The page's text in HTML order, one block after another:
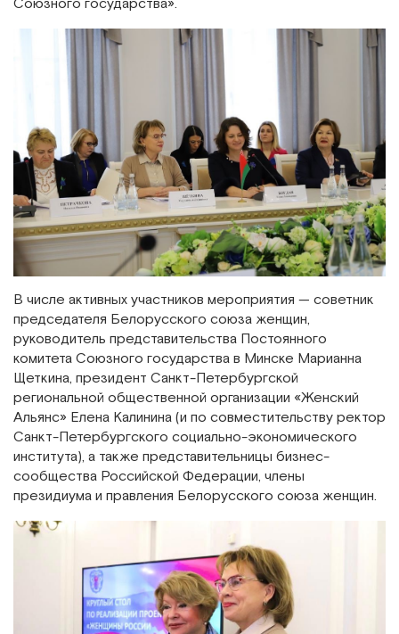
Союзного государства».
В числе активных участников мероприятия — советник
председателя Белорусского союза женщин,
руководитель представительства Постоянного
комитета Союзного государства в Минске Марианна
Щеткина, президент Санкт-Петербургской
региональной общественной организации «Женский
Альянс» Елена Калинина (и по совместительству ректор
Санкт-Петербургского социально-экономического
института), а также представительницы бизнес-
сообщества Российской Федерации, члены
президиума и правления Белорусского союза женщин.